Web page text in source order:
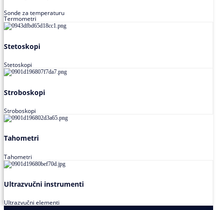
Sonde za temperaturu
Termometri
Stetoskopi
Stetoskopi
Stroboskopi
Stroboskopi
Tahometri
Tahometri
Ultrazvučni instrumenti
Ultrazvučni elementi